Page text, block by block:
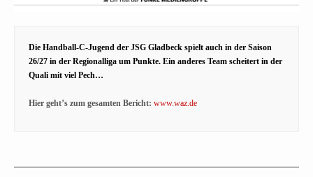
Die Handball-C-Jugend der JSG Gladbeck spielt auch in der Saison
26/27 in der Regionalliga um Punkte. Ein anderes Team scheitert in der
Quali mit viel Pech…
Hier geht’s zum gesamten Bericht: www.waz.de